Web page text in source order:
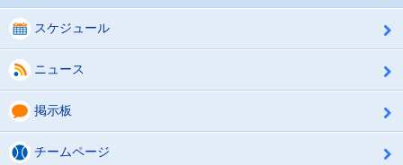
スケジュール
ニュース
掲示板
チームページ